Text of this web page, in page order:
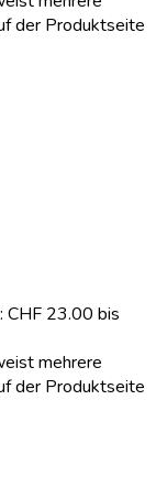
der Produktseite
CHF 23.00 bis
mehrere
der Produktseite